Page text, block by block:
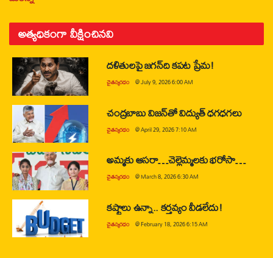
అత్యధికంగా వీక్షించినవి
దళితులపై జగన్‌ది కపట ప్రేమ!
చైతన్యరధం @July 9, 2026 6:00 AM
చంద్రబాబు విజన్‌తో విద్యుత్ ధగధగలు
చైతన్యరధం @April 29, 2026 7:10 AM
అమ్మకు ఆసరా…చెల్లెమ్మలకు భరోసా…
చైతన్యరధం @March 8, 2026 6:30 AM
కష్టాలు ఉన్నా.. కర్తవ్యం వీడలేదు!
చైతన్యరధం @February 18, 2026 6:15 AM